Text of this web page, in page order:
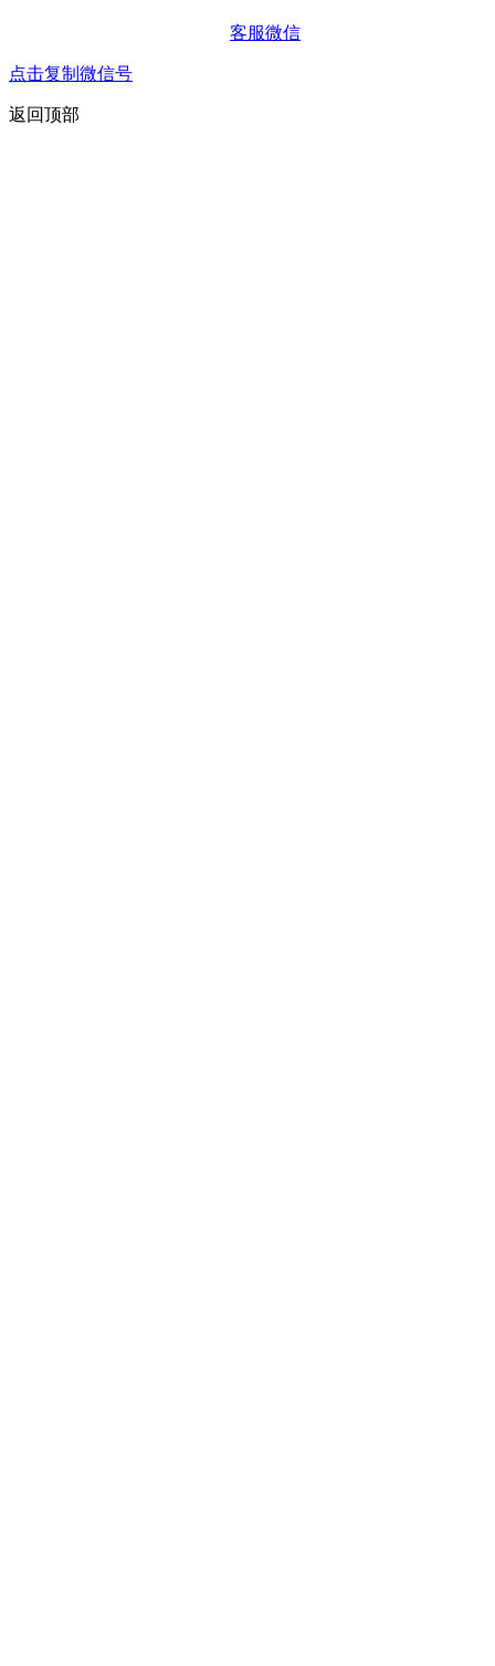
客服微信
点击复制微信号
返回顶部